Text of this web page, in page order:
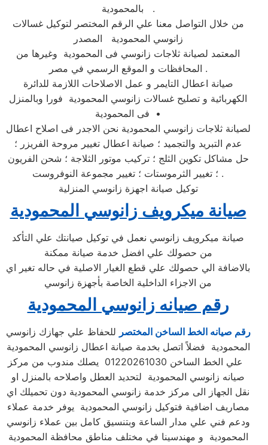
بالمحمودية .
من خلال التواصل معنا علي الرقم المختصر لتوكيل غسالات
زانوسي المحمودية المصدر
المعتمد لصيانة ثلاجات زانوسي فى المحمودية وغيرها من
المحافظات و الموقع الرسمي في مصر .
صيانة اعطال التايمر و عمل الاصلاحات اللازمة للدائرة
الكهربائية و تصليح غسالات زانوسي المحمودية فورا وبالمنزل
فى المحمودية •
لصيانة ثلاجات زانوسي المحمودية نحن الاجدر فى اصلاح اعطال
عدم التبريد والتجميد ؛ صيانة اعطال تغيير مروحة الفريزر ؛
حل مشاكل تكوين الثلج ؛ تركيب موتور الثلاجة ؛ شحن الفريون
؛ تغيير الثرموستات ؛ تغيير مجموعة النوفروست .
توكيل صيانة اجهزة زانوسي المنزلية
صيانة ميكرويف زانوسي المحمودية
صيانة ميكرويف زانوسي نعمل في توكيل صيانتك علي التأكد
من حصولك علي افضل خدمة صيانة ممكنة
بالاضافة الي حصولك علي قطع الغيار الاصلية في حاله تغير اي
من الاجزاء الداخلية الخاصة بأجهزة زانوسي
رقم صيانه زانوسي المحمودية
رقم صيانه الخط الساخن المختصر للحفاظ علي جهازك زانوسي
المحمودية فضلاً اتصل بخدمة صيانة اعطال زانوسي المحمودية
علي الخط الساخن 01220261030 يصلك مندوب من مركز
صيانه زانوسي المحمودية لتحديد العطل واصلاحه بالمنزل او
نقل الجهاز الى مركز خدمة زانوسي المحمودية دون تحميلك اي
مصاريف اضافية فتوكيل زانوسي المحمودية يوفر خدمة عملاء
ودعم فني علي مدار الساعة وبتنسيق كامل بين عملاء زانوسي
المحمودية و مهندسينا في مختلف مناطق محافظة المحمودية